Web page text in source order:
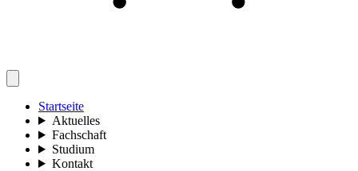
Startseite
Aktuelles
Fachschaft
Studium
Kontakt